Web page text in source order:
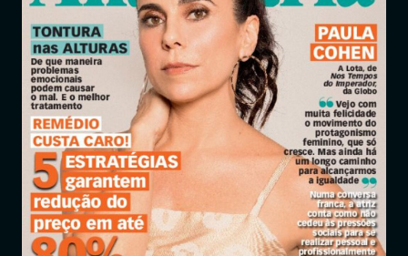
Revistas
Jornais
Notícias
Entrar